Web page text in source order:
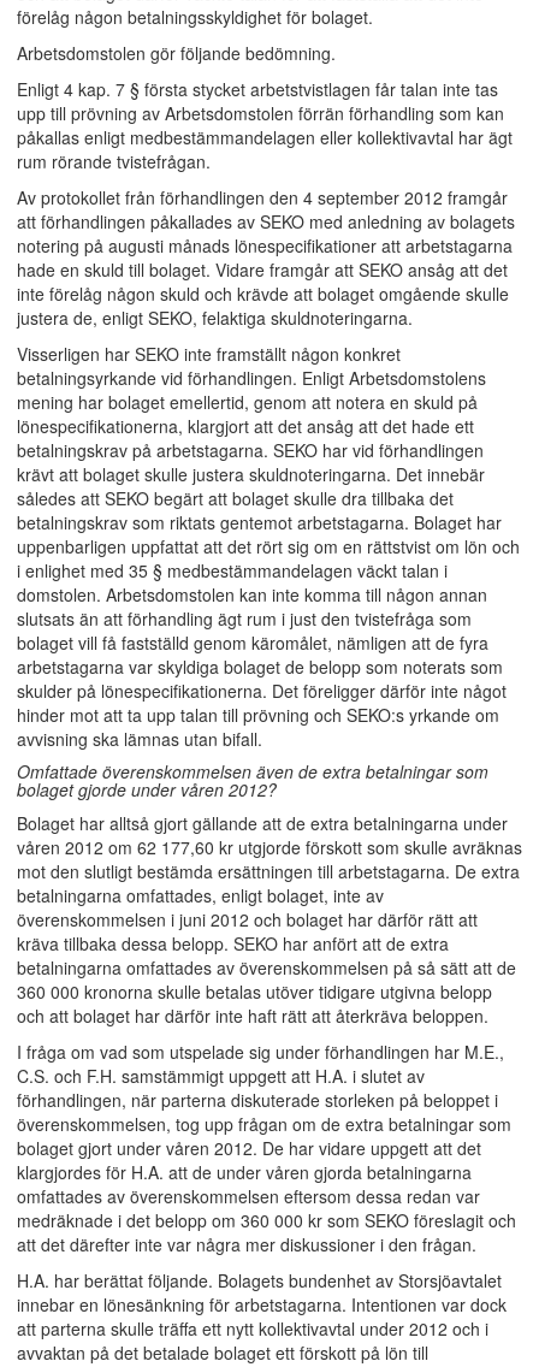
förelåg någon betalningsskyldighet för bolaget.
Arbetsdomstolen gör följande bedömning.
Enligt 4 kap. 7 § första stycket arbetstvistlagen får talan inte tas
upp till prövning av Arbetsdomstolen förrän förhandling som kan
påkallas enligt medbestämmandelagen eller kollektivavtal har ägt
rum rörande tvistefrågan.
Av protokollet från förhandlingen den 4 september 2012 framgår
att förhandlingen påkallades av SEKO med anledning av bolagets
notering på augusti månads lönespecifikationer att arbetstagarna
hade en skuld till bolaget. Vidare framgår att SEKO ansåg att det
inte förelåg någon skuld och krävde att bolaget omgående skulle
justera de, enligt SEKO, felaktiga skuldnoteringarna.
Visserligen har SEKO inte framställt någon konkret
betalningsyrkande vid förhandlingen. Enligt Arbetsdomstolens
mening har bolaget emellertid, genom att notera en skuld på
lönespecifikationerna, klargjort att det ansåg att det hade ett
betalningskrav på arbetstagarna. SEKO har vid förhandlingen
krävt att bolaget skulle justera skuldnoteringarna. Det innebär
således att SEKO begärt att bolaget skulle dra tillbaka det
betalningskrav som riktats gentemot arbetstagarna. Bolaget har
uppenbarligen uppfattat att det rört sig om en rättstvist om lön och
i enlighet med 35 § medbestämmandelagen väckt talan i
domstolen. Arbetsdomstolen kan inte komma till någon annan
slutsats än att förhandling ägt rum i just den tvistefråga som
bolaget vill få fastställd genom käromålet, nämligen att de fyra
arbetstagarna var skyldiga bolaget de belopp som noterats som
skulder på lönespecifikationerna. Det föreligger därför inte något
hinder mot att ta upp talan till prövning och SEKO:s yrkande om
avvisning ska lämnas utan bifall.
Omfattade överenskommelsen även de extra betalningar som
bolaget gjorde under våren 2012?
Bolaget har alltså gjort gällande att de extra betalningarna under
våren 2012 om 62 177,60 kr utgjorde förskott som skulle avräknas
mot den slutligt bestämda ersättningen till arbetstagarna. De extra
betalningarna omfattades, enligt bolaget, inte av
överenskommelsen i juni 2012 och bolaget har därför rätt att
kräva tillbaka dessa belopp. SEKO har anfört att de extra
betalningarna omfattades av överenskommelsen på så sätt att de
360 000 kronorna skulle betalas utöver tidigare utgivna belopp
och att bolaget har därför inte haft rätt att återkräva beloppen.
I fråga om vad som utspelade sig under förhandlingen har M.E.,
C.S. och F.H. samstämmigt uppgett att H.A. i slutet av
förhandlingen, när parterna diskuterade storleken på beloppet i
överenskommelsen, tog upp frågan om de extra betalningar som
bolaget gjort under våren 2012. De har vidare uppgett att det
klargjordes för H.A. att de under våren gjorda betalningarna
omfattades av överenskommelsen eftersom dessa redan var
medräknade i det belopp om 360 000 kr som SEKO föreslagit och
att det därefter inte var några mer diskussioner i den frågan.
H.A. har berättat följande. Bolagets bundenhet av Storsjöavtalet
innebar en lönesänkning för arbetstagarna. Intentionen var dock
att parterna skulle träffa ett nytt kollektivavtal under 2012 och i
avvaktan på det betalade bolaget ett förskott på lön till